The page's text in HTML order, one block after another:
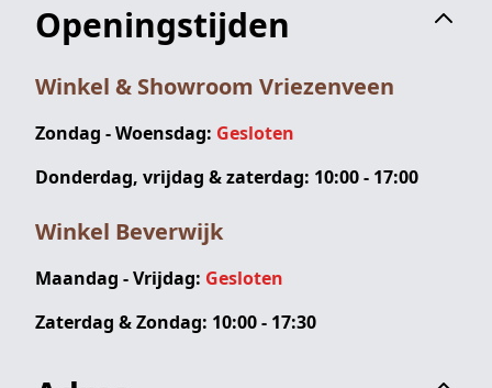
Openingstijden
Winkel & Showroom Vriezenveen
Zondag - Woensdag: Gesloten
Donderdag, vrijdag & zaterdag: 10:00 - 17:00
Winkel Beverwijk
Maandag - Vrijdag: Gesloten
Zaterdag & Zondag: 10:00 - 17:30